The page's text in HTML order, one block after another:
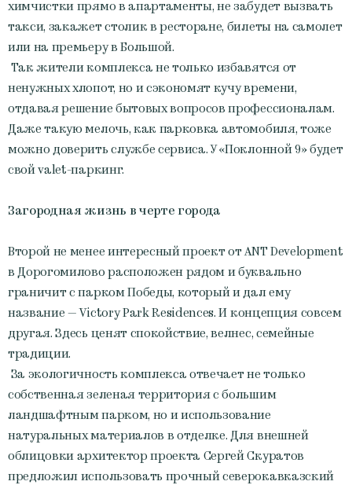
химчистки прямо в апартаменты, не забудет вызвать
такси, закажет столик в ресторане, билеты на самолет
или на премьеру в Большой.
Так жители комплекса не только избавятся от
ненужных хлопот, но и сэкономят кучу времени,
отдавая решение бытовых вопросов профессионалам.
Даже такую мелочь, как парковка автомобиля, тоже
можно доверить службе сервиса. У «Поклонной 9» будет
свой valet-паркинг.
Загородная жизнь в черте города
Второй не менее интересный проект от ANT Development
в Дорогомилово расположен рядом и буквально
граничит с парком Победы, который и дал ему
название — Victory Park Residences. И концепция совсем
другая. Здесь ценят спокойствие, велнес, семейные
традиции.
За экологичность комплекса отвечает не только
собственная зеленая территория с большим
ландшафтным парком, но и использование
натуральных материалов в отделке. Для внешней
облицовки архитектор проекта Сергей Скуратов
предложил использовать прочный северокавказский